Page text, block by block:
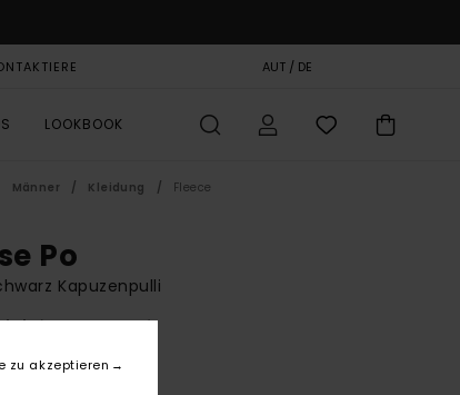
AUT / DE
LOOKBOOK
Männer Kleidung Fleece
Po
Kapuzenpulli
zu akzeptieren